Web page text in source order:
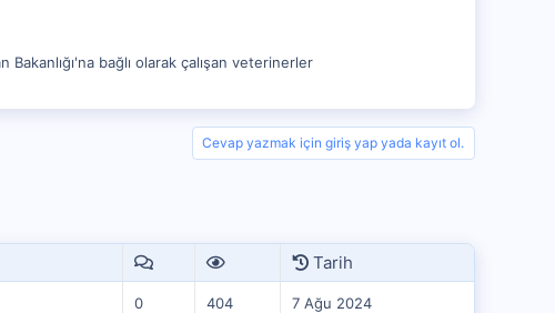
bağlı olarak çalışan veterinerler
Cevap yazmak için giriş yap yada kayıt ol.
Tarih
0 404 7 Ağu 2024